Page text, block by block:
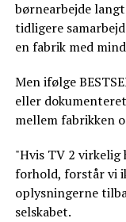
børnearbejde
tidligere
en fabrik med
Men ifølge
eller
mellem fabrikken
"Hvis TV 2 virkelig
forhold, forstår vi
oplysningerne
selskabet.